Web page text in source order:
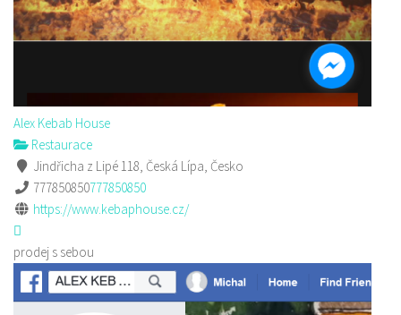
Alex Kebab House
Restaurace
Jindřicha z Lipé 118, Česká Lípa, Česko
777850850777850850
https://www.kebaphouse.cz/
prodej s sebou